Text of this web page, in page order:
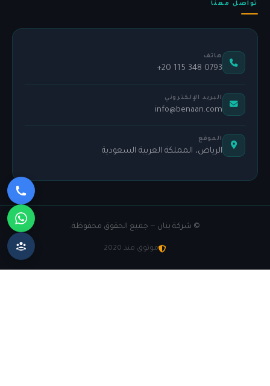
تواصل معنا
هاتف
+20 115 348 0793
البريد الإلكتروني
info@benaan.com
الموقع
الرياض، المملكة العربية السعودية
© شركة بنان — جميع الحقوق محفوظة.
موثوق منذ 2020